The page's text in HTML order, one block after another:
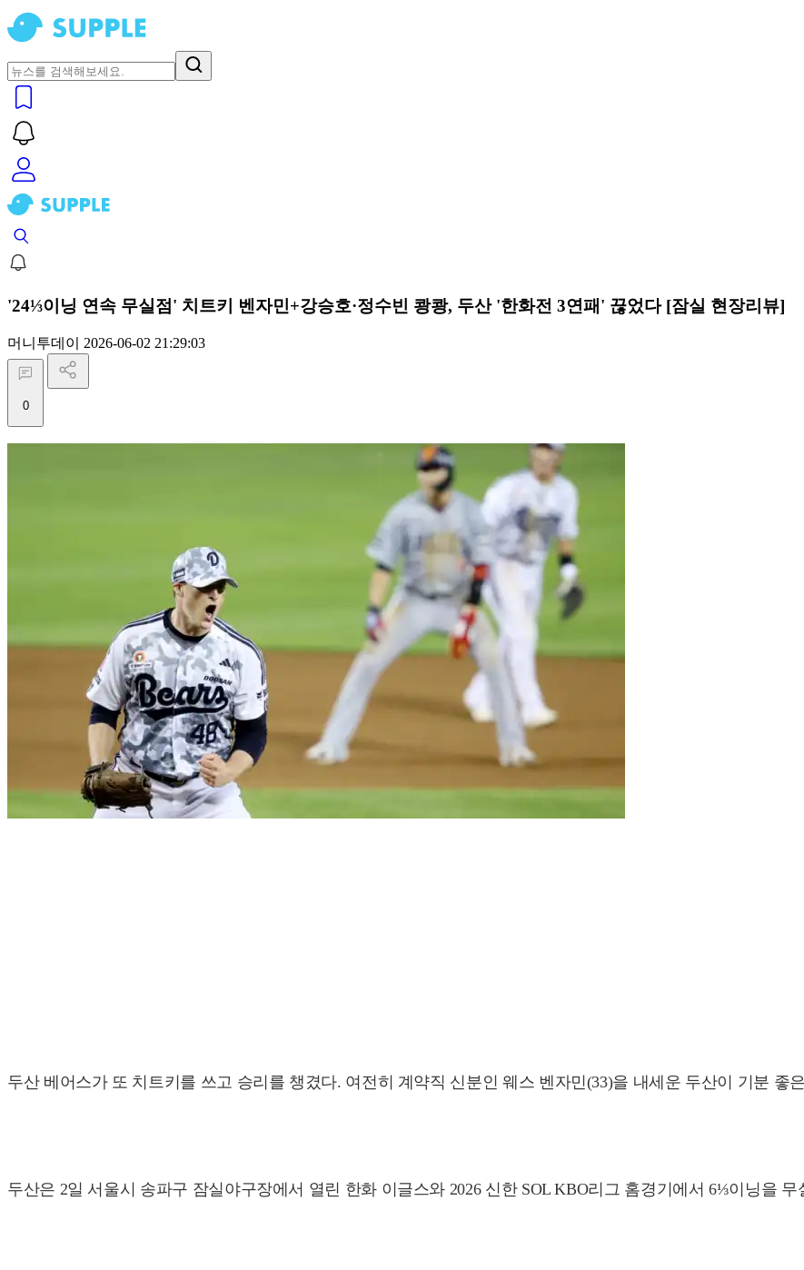
'24⅓이닝 연속 무실점' 치트키 벤자민+강승호·정수빈 쾅쾅, 두산 '한화전 3연패' 끊었다 [잠실 현장리뷰]
머니투데이 2026-06-02 21:29:03
0
두산 베어스가 또 치트키를 쓰고 승리를 챙겼다. 여전히 계약직 신분인 웨스 벤자민(33)을 내세운 두산이 기분 좋
두산은 2일 서울시 송파구 잠실야구장에서 열린 한화 이글스와 2026 신한 SOL KBO리그 홈경기에서 6⅓이닝을